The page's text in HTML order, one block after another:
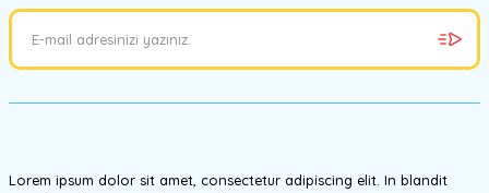
Ürün bilgilerinde hatalar bulunuyor.
Lorem ipsum dolor sit amet, consectetur adipiscing elit. In blandit